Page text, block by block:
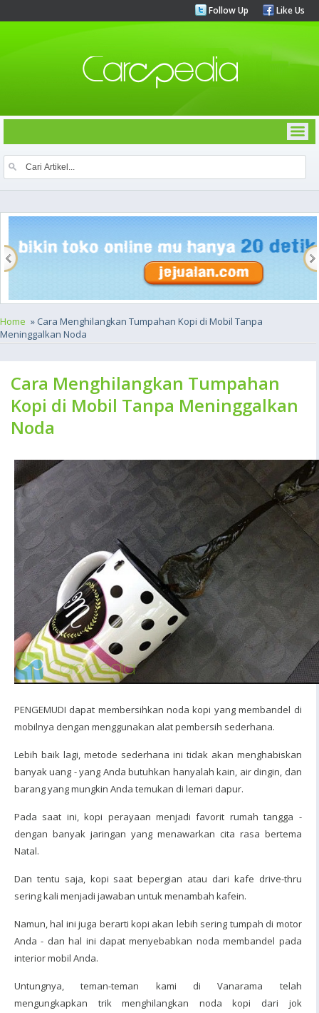
Follow Up Like Us
Home » Cara Menghilangkan Tumpahan Kopi di Mobil Tanpa
Meninggalkan Noda
Cara Menghilangkan Tumpahan
Kopi di Mobil Tanpa Meninggalkan
Noda
PENGEMUDI dapat membersihkan noda kopi yang membandel di
mobilnya dengan menggunakan alat pembersih sederhana.
Lebih baik lagi, metode sederhana ini tidak akan menghabiskan
banyak uang - yang Anda butuhkan hanyalah kain, air dingin, dan
barang yang mungkin Anda temukan di lemari dapur.
Pada saat ini, kopi perayaan menjadi favorit rumah tangga -
dengan banyak jaringan yang menawarkan cita rasa bertema
Natal.
Dan tentu saja, kopi saat bepergian atau dari kafe drive-thru
sering kali menjadi jawaban untuk menambah kafein.
Namun, hal ini juga berarti kopi akan lebih sering tumpah di motor
Anda - dan hal ini dapat menyebabkan noda membandel pada
interior mobil Anda.
Untungnya, teman-teman kami di Vanarama telah
mengungkapkan trik menghilangkan noda kopi dari jok